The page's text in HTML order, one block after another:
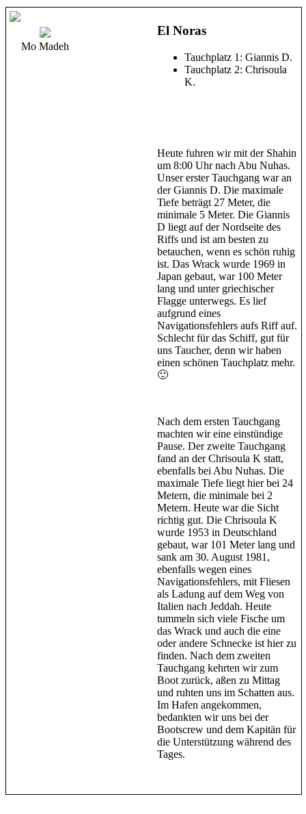
Mo Madeh
El Noras
Tauchplatz 1: Giannis D.
Tauchplatz 2: Chrisoula
K.
Heute fuhren wir mit der Shahin
um 8:00 Uhr nach Abu Nuhas.
Unser erster Tauchgang war an
der Giannis D. Die maximale
Tiefe beträgt 27 Meter, die
minimale 5 Meter. Die Giannis
D liegt auf der Nordseite des
Riffs und ist am besten zu
betauchen, wenn es schön ruhig
ist. Das Wrack wurde 1969 in
Japan gebaut, war 100 Meter
lang und unter griechischer
Flagge unterwegs. Es lief
aufgrund eines
Navigationsfehlers aufs Riff auf.
Schlecht für das Schiff, gut für
uns Taucher, denn wir haben
einen schönen Tauchplatz mehr.
🙂
Nach dem ersten Tauchgang
machten wir eine einstündige
Pause. Der zweite Tauchgang
fand an der Chrisoula K statt,
ebenfalls bei Abu Nuhas. Die
maximale Tiefe liegt hier bei 24
Metern, die minimale bei 2
Metern. Heute war die Sicht
richtig gut. Die Chrisoula K
wurde 1953 in Deutschland
gebaut, war 101 Meter lang und
sank am 30. August 1981,
ebenfalls wegen eines
Navigationsfehlers, mit Fliesen
als Ladung auf dem Weg von
Italien nach Jeddah. Heute
tummeln sich viele Fische um
das Wrack und auch die eine
oder andere Schnecke ist hier zu
finden. Nach dem zweiten
Tauchgang kehrten wir zum
Boot zurück, aßen zu Mittag
und ruhten uns im Schatten aus.
Im Hafen angekommen,
bedankten wir uns bei der
Bootscrew und dem Kapitän für
die Unterstützung während des
Tages.